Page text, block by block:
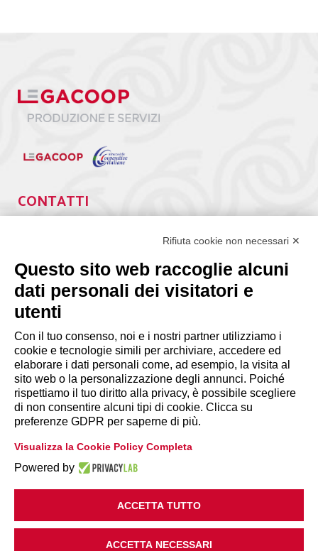
CONTATTI
segreteria@lps.coop
INFORMAZIONI
Disclaimer
Privacy Policy
Cookie Policy|Modifica preferenze
Rifiuta cookie non necessari ✕
Questo sito web raccoglie alcuni
dati personali dei visitatori e
utenti
Con il tuo consenso, noi e i nostri partner utilizziamo i
cookie e tecnologie simili per archiviare, accedere ed
elaborare i dati personali come, ad esempio, la visita al
sito web o la personalizzazione degli annunci. Poiché
rispettiamo il tuo diritto alla privacy, è possibile scegliere
di non consentire alcuni tipi di cookie. Clicca su
preferenze GDPR per saperne di più.
Visualizza la Cookie Policy Completa
Powered by
ACCETTA TUTTO
ACCETTA NECESSARI